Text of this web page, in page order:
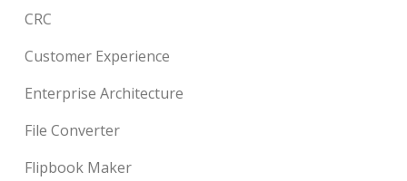
CRC
Customer Experience
Enterprise Architecture
File Converter
Flipbook Maker